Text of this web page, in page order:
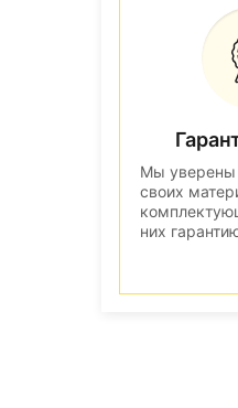
Мы уверены
своих
них